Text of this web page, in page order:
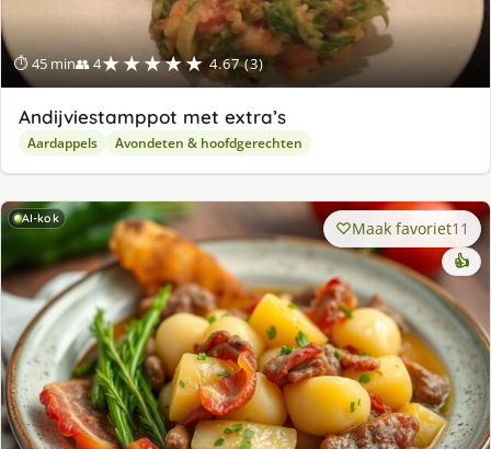
⏱ 45 min👥 4★★★★★ 4.67 (3)
Andijviestamppot met extra’s
Aardappels Avondeten & hoofdgerechten
AI-kok Maak favoriet11
👍